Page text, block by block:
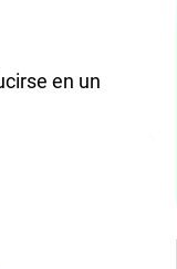
en un